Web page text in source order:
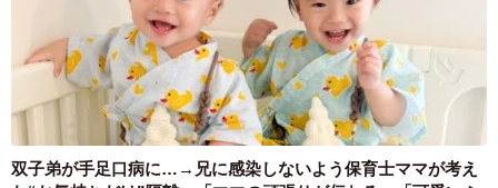
双子弟が手足口病に…→兄に感染しないよう保育士ママが考え